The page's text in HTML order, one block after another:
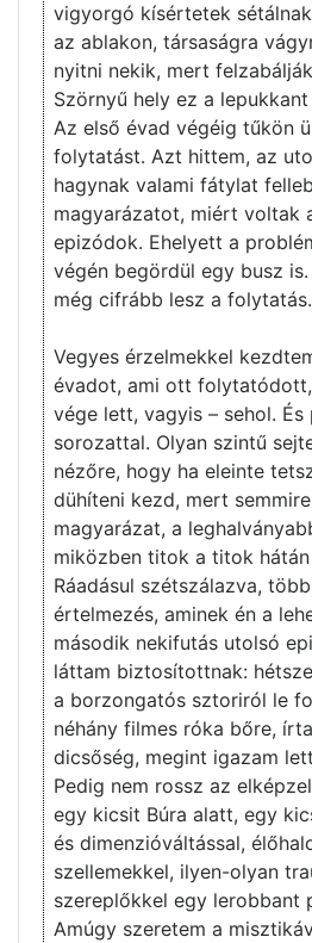
vigyorgó kísértetek
az ablakon, társaságra
nyitni nekik, mert
Szörnyű hely ez a
Az első évad végéig tűkön
folytatást. Azt hittem, az
hagynak valami fátylat
magyarázatot, miért voltak
epizódok. Ehelyett a
végén begördül egy busz
még cifrább lesz a
Vegyes érzelmekkel
évadot, ami ott
vége lett, vagyis – sehol.
sorozattal. Olyan szintű
nézőre, hogy ha eleinte
dühíteni kezd, mert
magyarázat, a
miközben titok a titok
Ráadásul szétszálazva,
értelmezés, aminek én a
második nekifutás utolsó
láttam biztosítottnak:
a borzongatós sztoriról le
néhány filmes róka bőre,
dicsőség, megint igazam
Pedig nem rossz az
egy kicsit Búra alatt, egy
és dimenzióváltással,
szellemekkel, ilyen-olyan
szereplőkkel egy lerobbant
Amúgy szeretem a